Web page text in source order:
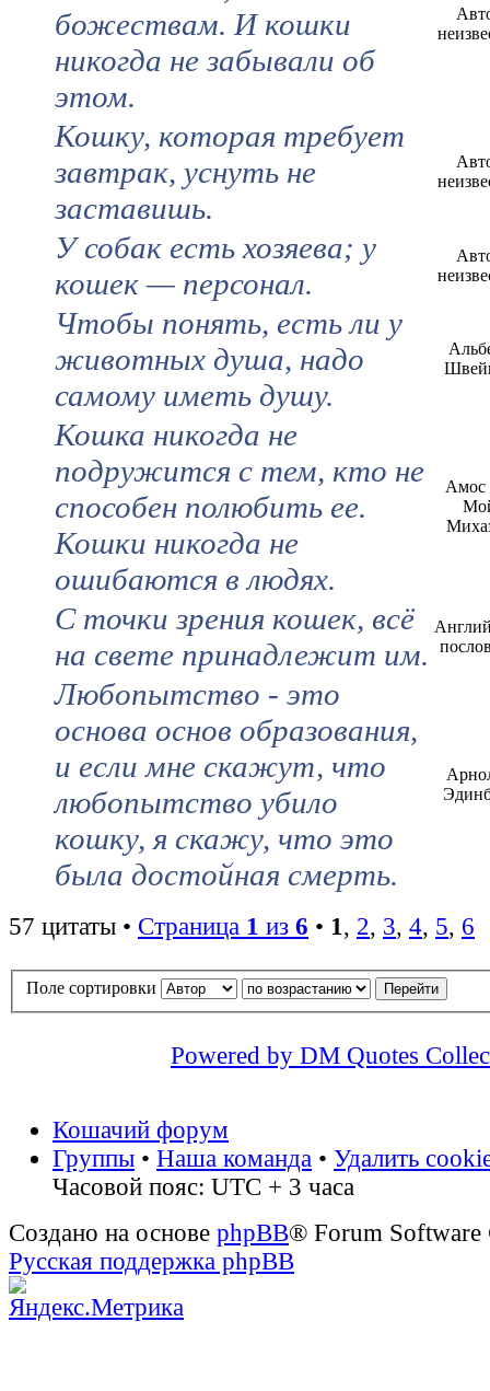
божествам. И кошки
никогда не забывали об
этом.
Кошку, которая требует
завтрак, уснуть не
заставишь.
У собак есть хозяева; у
кошек — персонал.
Чтобы понять, есть ли у
животных душа, надо
самому иметь душу.
Кошка никогда не
подружится с тем, кто не
способен полюбить ее.
Кошки никогда не
ошибаются в людях.
Амос
С точки зрения кошек, всё
на свете принадлежит им.
Любопытство - это
основа основ образования,
и если мне скажут, что
любопытство убило
кошку, я скажу, что это
была достойная смерть.
57 цитаты • Страница 1 из 6 • 1, 2, 3, 4, 5, 6
Поле сортировки
Powered by DM Quotes
Кошачий форум
Группы • Наша команда • Удалить
Часовой пояс: UTC + 3 часа
Создано на основе phpBB® Forum
Русская поддержка phpBB